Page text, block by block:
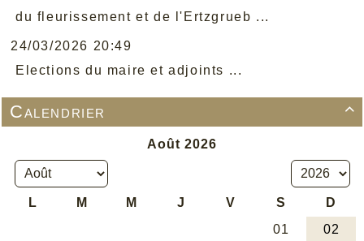
du fleurissement et de l'Ertzgrueb ...
24/03/2026 20:49
Elections du maire et adjoints ...

Calendrier